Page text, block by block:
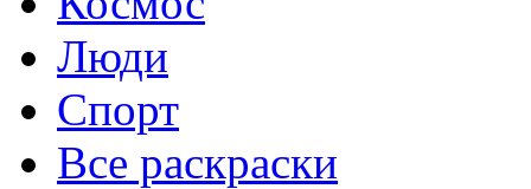
Люди
Спорт
Все раскраски